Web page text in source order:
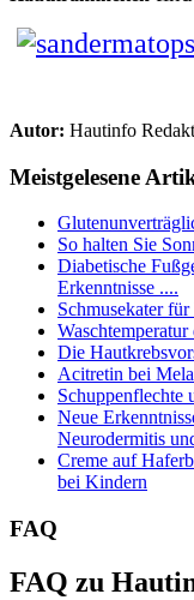
Autor: Hautinfo
Meistgelesene
So halten Sie
Diabetische
Erkenntnisse ....
Schmusekater
Die
Acitretin bei
Schuppenflechte
Neue
Neurodermitis
Creme auf
bei Kindern
FAQ
FAQ zu